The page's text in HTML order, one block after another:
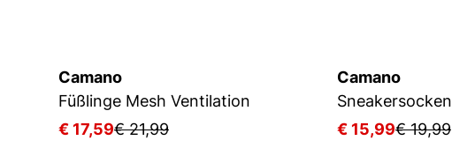
Camano
Füßlinge Mesh Ventilation
€ 17,59€ 21,99
Camano
€ 15,99€ 19,99